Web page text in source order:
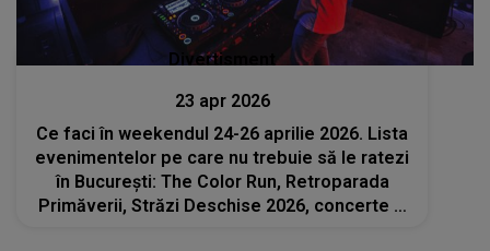
Divertisment
23 apr 2026
Ce faci în weekendul 24-26 aprilie 2026. Lista
evenimentelor pe care nu trebuie să le ratezi
în București: The Color Run, Retroparada
Primăverii, Străzi Deschise 2026, concerte și